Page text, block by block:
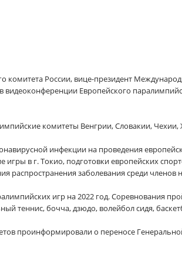
комитета России, вице-президент
видеоконференции Европейского
комитеты Венгрии, Словакии, Чехии,
инфекции на проведения
в г. Токио, подготовки европейских
распространения заболевания среди
игр на 2022 год. Соревнования
теннис, бочча, дзюдо, волейбол сидя,
проинформировали о переносе